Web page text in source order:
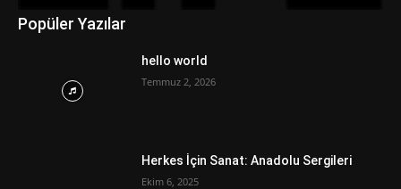
Popüler Yazılar
hello world
Temmuz 2, 2026
Herkes İçin Sanat: Anadolu Sergileri
Ekim 6, 2025